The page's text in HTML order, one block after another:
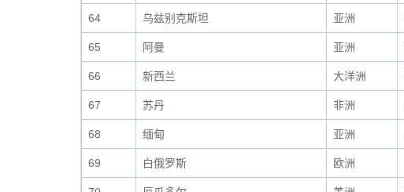
64 乌兹别克斯坦 亚洲
65 阿曼 亚洲
66 新西兰 大洋洲
67 苏丹 非洲
68 缅甸 亚洲
69 白俄罗斯 欧洲